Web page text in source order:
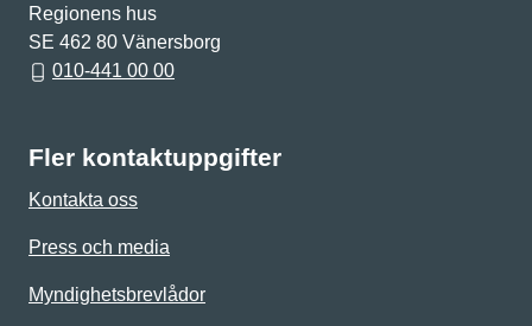
Regionens hus
SE 462 80 Vänersborg
010-441 00 00
Fler kontaktuppgifter
Kontakta oss
Press och media
Myndighetsbrevlådor